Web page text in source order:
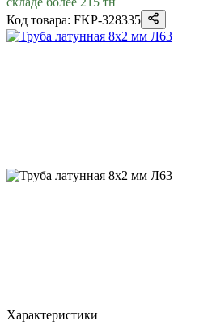
Код товара: FKP-328335
Характеристики